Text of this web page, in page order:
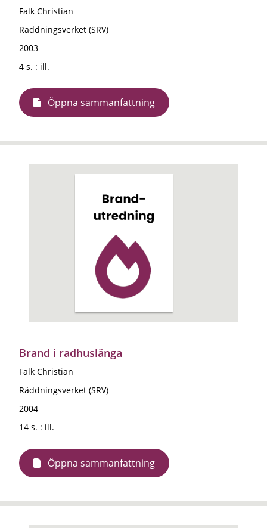
Falk Christian
Räddningsverket (SRV)
2003
4 s. : ill.
Öppna sammanfattning
Brand i radhuslänga
Falk Christian
Räddningsverket (SRV)
2004
14 s. : ill.
Öppna sammanfattning